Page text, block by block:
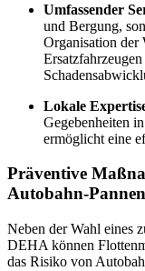
Umfassender
und Bergung,
Organisation der
Lokale
Gegebenheiten
ermöglicht eine
Präventive
Autobahn-Pannen
Neben der Wahl eines
DEHA können
das Risiko von